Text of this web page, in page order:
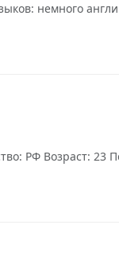
немного
РФ Возраст: